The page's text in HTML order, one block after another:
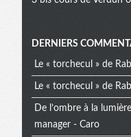
extra
DERNIERS
Le « torchecul » de
Le « torchecul » de
De l’ombre à la
manager - Caro